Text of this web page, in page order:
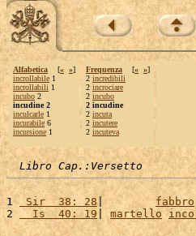
Alfabetica [« »]
incrollabile 1
incrollabili 1
incubo 2
incudine 2
inculcarle 1
incurabile 6
incursione 1
Frequenza [« »]
2 incredibili
2 incrociare
2 incubo
2 incudine
2 incuta
2 incutere
2 incuteva
Libro Cap.:Versetto
1 Sir  38: 28| fabbro
2
  Is  40: 19
martello